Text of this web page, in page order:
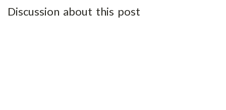
Discussion about this post